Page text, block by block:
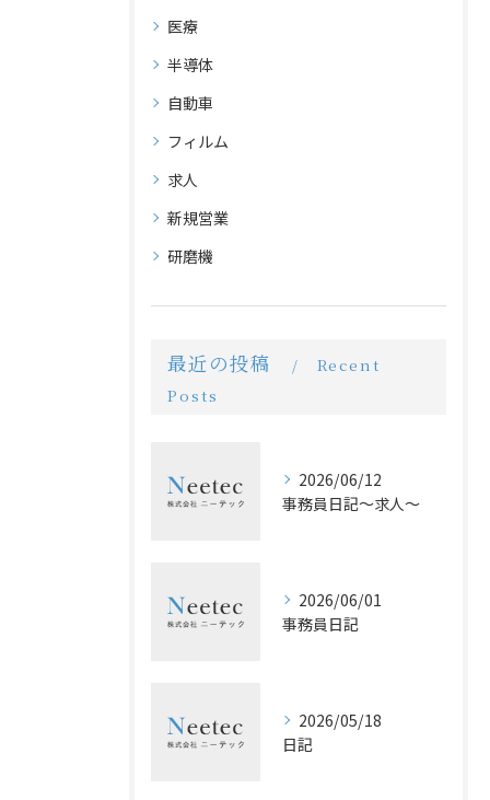
医療
半導体
自動車
フィルム
求人
新規営業
研磨機
最近の投稿
Recent
Posts
2026/06/12
事務員日記〜求人〜
2026/06/01
事務員日記
2026/05/18
日記